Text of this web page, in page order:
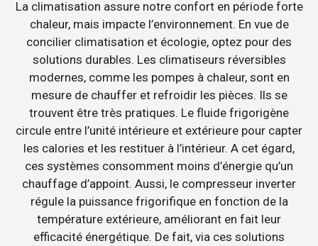
La climatisation assure notre confort en période forte
chaleur, mais impacte l’environnement. En vue de
concilier climatisation et écologie, optez pour des
solutions durables. Les climatiseurs réversibles
modernes, comme les pompes à chaleur, sont en
mesure de chauffer et refroidir les pièces. Ils se
trouvent être très pratiques. Le fluide frigorigène
circule entre l’unité intérieure et extérieure pour capter
les calories et les restituer à l’intérieur. A cet égard,
ces systèmes consomment moins d’énergie qu’un
chauffage d’appoint. Aussi, le compresseur inverter
régule la puissance frigorifique en fonction de la
température extérieure, améliorant en fait leur
efficacité énergétique. De fait, via ces solutions